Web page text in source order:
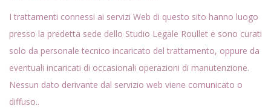
I trattamenti connessi ai servizi Web di questo sito hanno luogo
presso la predetta sede dello Studio Legale Roullet e sono curati
solo da personale tecnico incaricato del trattamento, oppure da
eventuali incaricati di occasionali operazioni di manutenzione.
Nessun dato derivante dal servizio web viene comunicato o
diffuso..